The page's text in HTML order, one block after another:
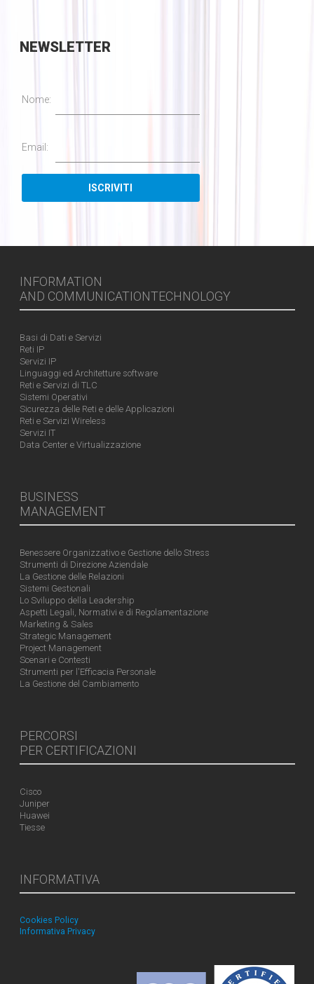
NEWSLETTER
Nome:
Email:
INFORMATION
AND COMMUNICATIONTECHNOLOGY
Basi di Dati e Servizi
Reti IP
Servizi IP
Linguaggi ed Architetture software
Reti e Servizi di TLC
Sistemi Operativi
Sicurezza delle Reti e delle Applicazioni
Reti e Servizi Wireless
Servizi IT
Data Center e Virtualizzazione
BUSINESS
MANAGEMENT
Benessere Organizzativo e Gestione dello Stress
Strumenti di Direzione Aziendale
La Gestione delle Relazioni
Sistemi Gestionali
Lo Sviluppo della Leadership
Aspetti Legali, Normativi e di Regolamentazione
Marketing & Sales
Strategic Management
Project Management
Scenari e Contesti
Strumenti per l'Efficacia Personale
La Gestione del Cambiamento
PERCORSI
PER CERTIFICAZIONI
Cisco
Juniper
Huawei
Tiesse
INFORMATIVA
Cookies Policy
Informativa Privacy